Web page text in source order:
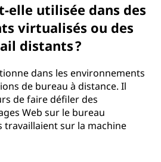
elle utilisée dans des
virtualisés ou des
distants ?
dans les environnements
de bureau à distance. Il
de faire défiler des
Web sur le bureau
travaillaient sur la machine